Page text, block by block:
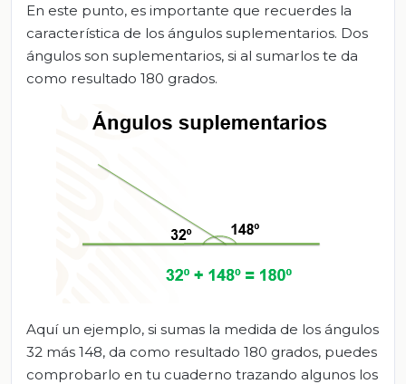
En este punto, es importante que recuerdes la
característica de los ángulos suplementarios. Dos
ángulos son suplementarios, si al sumarlos te da
como resultado 180 grados.
Aquí un ejemplo, si sumas la medida de los ángulos
32 más 148, da como resultado 180 grados, puedes
comprobarlo en tu cuaderno trazando algunos los